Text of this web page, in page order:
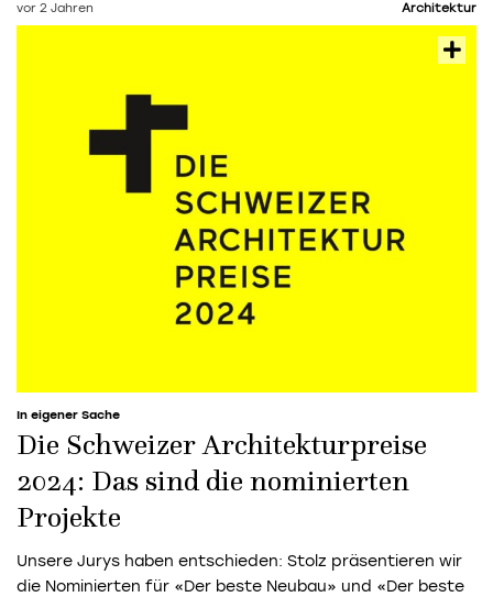
vor 2 Jahren Architektur
In eigener Sache
Die Schweizer Architekturpreise
2024: Das sind die nominierten
Projekte
Unsere Jurys haben entschieden: Stolz präsentieren wir
die Nominierten für «Der beste Neubau» und «Der beste